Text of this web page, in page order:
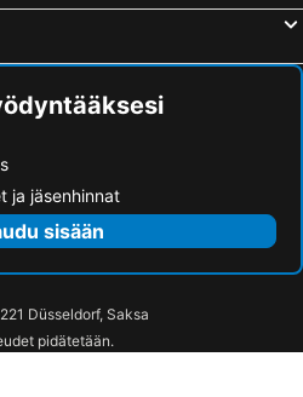
ja jäsenhinnat
sisään
Düsseldorf, Saksa
pidätetään.